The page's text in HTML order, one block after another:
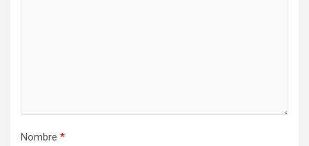
Nombre *